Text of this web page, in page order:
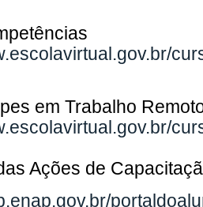
em Trabalho
Ações de